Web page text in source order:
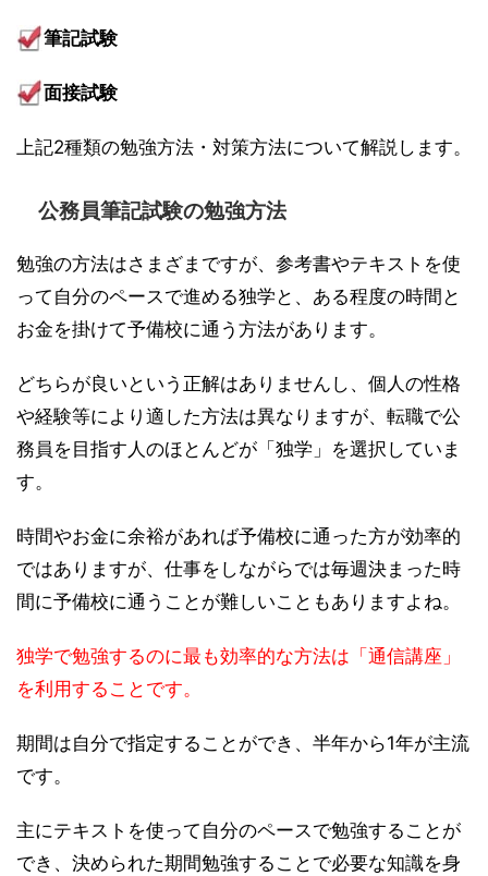
筆記試験
面接試験
上記2種類の勉強方法・対策方法について解説します。
公務員筆記試験の勉強方法
勉強の方法はさまざまですが、参考書やテキストを使
って自分のペースで進める独学と、ある程度の時間と
お金を掛けて予備校に通う方法があります。
どちらが良いという正解はありませんし、個人の性格
や経験等により適した方法は異なりますが、転職で公
務員を目指す人のほとんどが「独学」を選択していま
す。
時間やお金に余裕があれば予備校に通った方が効率的
ではありますが、仕事をしながらでは毎週決まった時
間に予備校に通うことが難しいこともありますよね。
独学で勉強するのに最も効率的な方法は「通信講座」
を利用することです。
期間は自分で指定することができ、半年から1年が主流
です。
主にテキストを使って自分のペースで勉強することが
でき、決められた期間勉強することで必要な知識を身